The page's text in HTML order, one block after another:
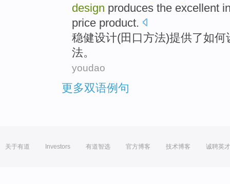
design produces the excellent
price product.
稳健设计(田 口方法)提供了如何
法。
youdao
更多双语例句
关于有道 Investors 有道智选 官方博客 技术博客 诚聘英才